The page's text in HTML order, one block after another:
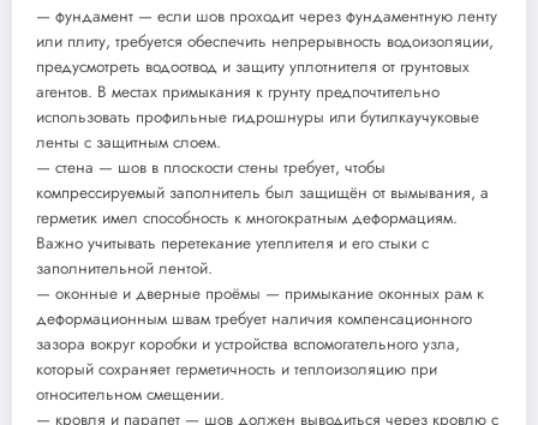
— фундамент — если шов проходит через фундаментную ленту
или плиту, требуется обеспечить непрерывность водоизоляции,
предусмотреть водоотвод и защиту уплотнителя от грунтовых
агентов. В местах примыкания к грунту предпочтительно
использовать профильные гидрошнуры или бутилкаучуковые
ленты с защитным слоем.
— стена — шов в плоскости стены требует, чтобы
компрессируемый заполнитель был защищён от вымывания, а
герметик имел способность к многократным деформациям.
Важно учитывать перетекание утеплителя и его стыки с
заполнительной лентой.
— оконные и дверные проёмы — примыкание оконных рам к
деформационным швам требует наличия компенсационного
зазора вокруг коробки и устройства вспомогательного узла,
который сохраняет герметичность и теплоизоляцию при
относительном смещении.
— кровля и парапет — шов должен выводиться через кровлю с